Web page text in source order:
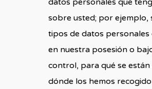
datos personales que
sobre usted; por ejemplo,
tipos de datos personales
en nuestra posesión o
control, para qué se están
dónde los hemos